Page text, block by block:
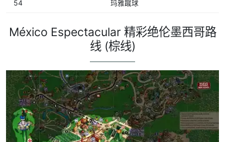
54 玛雅蹴球
México Espectacular 精彩绝伦墨西哥路
线 (棕线)